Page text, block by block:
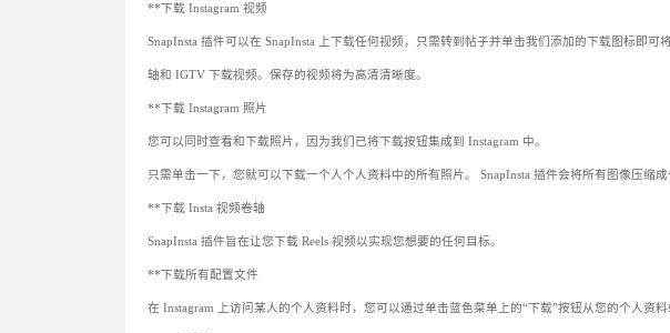
**下载 Instagram 视频
SnapInsta 插件可以在 SnapInsta 上下载任何视频，只需转到帖子并单击我们添加的下载图标即
轴和 IGTV 下载视频。保存的视频将为高清清晰度。
**下载 Instagram 照片
您可以同时查看和下载照片，因为我们已将下载按钮集成到 Instagram 中。
只需单击一下，您就可以下载一个人个人资料中的所有照片。 SnapInsta 插件会将所有图像压缩
**下载 Insta 视频卷轴
SnapInsta 插件旨在让您下载 Reels 视频以实现您想要的任何目标。
**下载所有配置文件
在 Instagram 上访问某人的个人资料时，您可以通过单击蓝色菜单上的“下载”按钮从您的个人资